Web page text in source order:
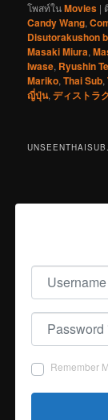
โพสท์ในMovies |
Candy Wang,
Disutorakushon
Masaki Miura,
Iwase, Ryushin
Mariko,Thai Sub,
ญี่ปุ่น,ディストラ
Username or
Password
Remember